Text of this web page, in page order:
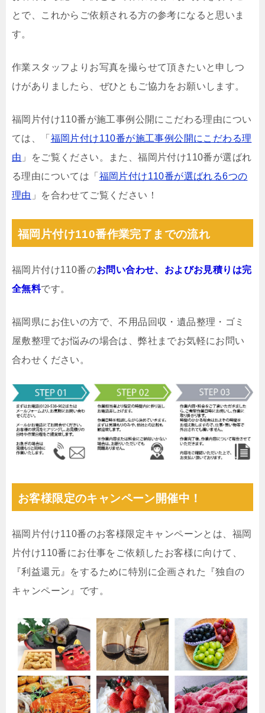
とで、これからご依頼される方の参考になると思いま
す。
作業スタッフよりお写真を撮らせて頂きたいと申しつ
けがありましたら、ぜひともご協力をお願いします。
福岡片付け110番が施工事例公開にこだわる理由につい
ては、「 福岡片付け110番が施工事例公開にこだわる理
由 」をご覧ください。また、福岡片付け110番が選ばれ
る理由については「 福岡片付け110番が選ばれる6つの
理由 」を合わせてご覧ください！
福岡片付け110番作業完了までの流れ
福岡片付け110番のお問い合わせ、およびお見積りは完
全無料です。
福岡県にお住いの方で、不用品回収・遺品整理・ゴミ
屋敷整理でお悩みの場合は、弊社までお気軽にお問い
合わせください。
お客様限定のキャンペーン開催中！
福岡片付け110番のお客様限定キャンペーンとは、福岡
片付け110番にお仕事をご依頼したお客様に向けて、
『利益還元』をするために特別に企画された『独自の
キャンペーン』です。